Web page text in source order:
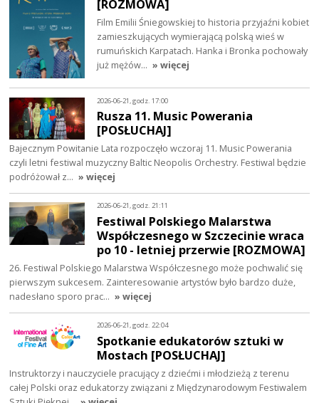
[ROZMOWA]
Film Emilii Śniegowskiej to historia przyjaźni kobiet
zamieszkujących wymierającą polską wieś w
rumuńskich Karpatach. Hanka i Bronka pochowały
już mężów… » więcej
2026-06-21, godz. 17:00
Rusza 11. Music Powerania
[POSŁUCHAJ]
Bajecznym Powitanie Lata rozpoczęło wczoraj 11. Music Powerania
czyli letni festiwal muzyczny Baltic Neopolis Orchestry. Festiwal będzie
podróżował z… » więcej
2026-06-21, godz. 21:11
Festiwal Polskiego Malarstwa
Współczesnego w Szczecinie wraca
po 10 - letniej przerwie [ROZMOWA]
26. Festiwal Polskiego Malarstwa Współczesnego może pochwalić się
pierwszym sukcesem. Zainteresowanie artystów było bardzo duże,
nadesłano sporo prac… » więcej
2026-06-21, godz. 22:04
Spotkanie edukatorów sztuki w
Mostach [POSŁUCHAJ]
Instruktorzy i nauczyciele pracujący z dziećmi i młodzieżą z terenu
całej Polski oraz edukatorzy związani z Międzynarodowym Festiwalem